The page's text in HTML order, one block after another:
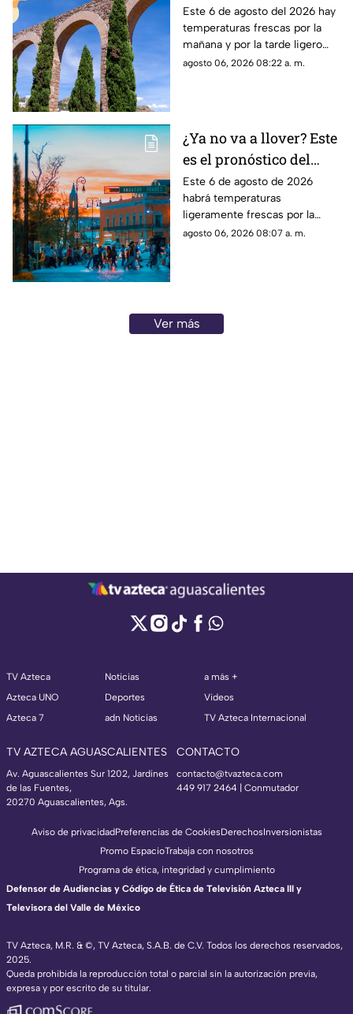
pronóstico del clima en
Zacatecas HOY jueves 6
de agosto
Este 6 de agosto del 2026 hay
temperaturas frescas por la
mañana y por la tarde ligero
calor; el clima de hoy en
agosto 06, 2026 08:22 a. m.
¿Ya no va a llover? Este
es el pronóstico del
clima en
Aguascalientes hoy 6
de agosto
Este 6 de agosto de 2026
habrá temperaturas
ligeramente frescas por la
mañana y calor en el día; el
agosto 06, 2026 08:07 a. m.
Ver más
TV Azteca
Azteca UNO
Azteca 7
Noticias
Deportes
adn Noticias
a más +
Videos
TV Azteca Internacional
TV AZTECA AGUASCALIENTES
Av. Aguascalientes Sur 1202, Jardines
de las Fuentes,
20270 Aguascalientes, Ags.
CONTACTO
contacto@tvazteca.com
449 917 2464 | Conmutador
TV Azteca, M.R. & ©, TV Azteca, S.A.B. de C.V. Todos los derechos reservados,
2025.
Queda prohibida la reproducción total o parcial sin la autorización previa,
expresa y por escrito de su titular.
Aviso de privacidadPreferencias de CookiesDerechosInversionistas
Promo EspacioTrabaja con nosotros
Programa de ética, integridad y cumplimiento
Defensor de Audiencias y Código de Ética de Televisión Azteca III y
Televisora del Valle de México